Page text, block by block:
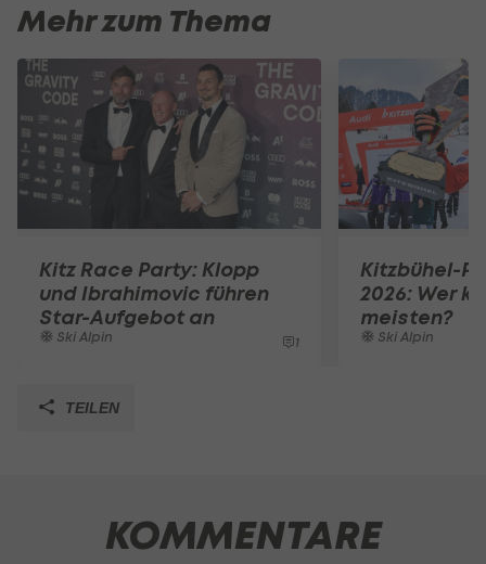
Mehr zum Thema
Kitz Race Party: Klopp
und Ibrahimovic führen
Star-Aufgebot an
Ski Alpin 1
Kitzbühel-
2026: Wer
meisten?
Ski Alpin
TEILEN
KOMMENTARE